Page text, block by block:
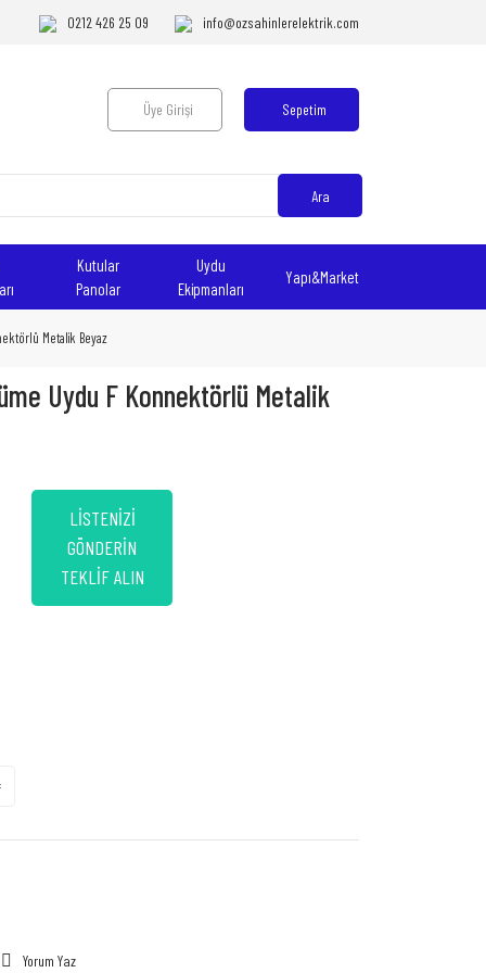
0212 426 25 09 info@ozsahinlerelektrik.com
Üye Girişi Sepetim
Ara
Kutular
Panolar
Uydu
Ekipmanları
Yapı&Market
Metalik Beyaz
Uydu F Konnektörlü Metalik
LİSTENİZİ
GÖNDERİN
TEKLİF ALIN
Yorum Yaz